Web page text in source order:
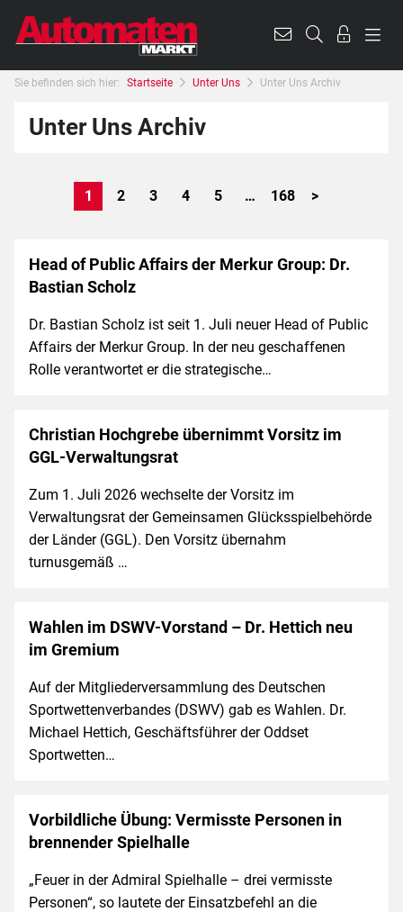
Sie befinden sich hier: Startseite Unter Uns Unter Uns Archiv
Unter Uns Archiv
1 2 3 4 5 … 168 >
Head of Public Affairs der Merkur Group: Dr.
Bastian Scholz
Dr. Bastian Scholz ist seit 1. Juli neuer Head of Public
Affairs der Merkur Group. In der neu geschaffenen
Rolle verantwortet er die strategische…
Christian Hochgrebe übernimmt Vorsitz im
GGL-Verwaltungsrat
Zum 1. Juli 2026 wechselte der Vorsitz im
Verwaltungsrat der Gemeinsamen Glücksspielbehörde
der Länder (GGL). Den Vorsitz übernahm
turnusgemäß …
Wahlen im DSWV-Vorstand – Dr. Hettich neu
im Gremium
Auf der Mitgliederversammlung des Deutschen
Sportwettenverbandes (DSWV) gab es Wahlen. Dr.
Michael Hettich, Geschäftsführer der Oddset
Sportwetten…
Vorbildliche Übung: Vermisste Personen in
brennender Spielhalle
„Feuer in der Admiral Spielhalle – drei vermisste
Personen“, so lautete der Einsatzbefehl an die